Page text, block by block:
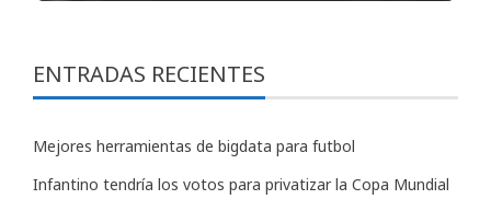
ENTRADAS RECIENTES
Mejores herramientas de bigdata para futbol
Infantino tendría los votos para privatizar la Copa Mundial